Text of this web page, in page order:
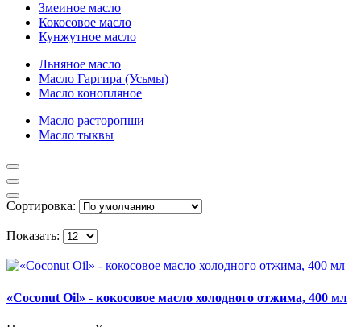
Змеиное масло
Кокосовое масло
Кунжутное масло
Льняное масло
Масло Гаргира (Усьмы)
Масло конопляное
Масло расторопши
Масло тыквы
Сортировка:
Показать:
«Coconut Oil» - кокосовое масло холодного отжима, 400 мл